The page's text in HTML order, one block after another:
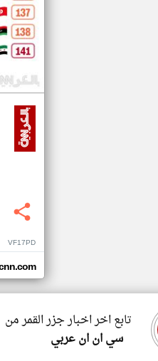
VF17PD
تابع اخر اخبار جزر القمر من
سي ان ان عربي